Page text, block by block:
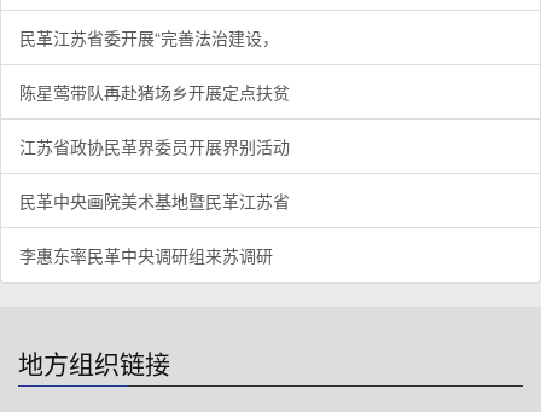
民革江苏省委开展“完善法治建设，
陈星莺带队再赴猪场乡开展定点扶贫
江苏省政协民革界委员开展界别活动
民革中央画院美术基地暨民革江苏省
李惠东率民革中央调研组来苏调研
地方组织链接